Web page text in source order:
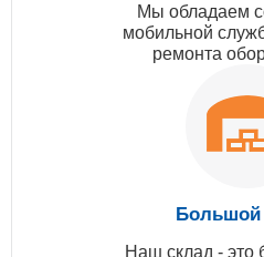
Мы обладаем
мобильной
ремонта
Большой
Наш склад - это